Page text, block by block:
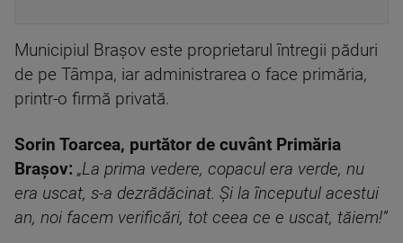
Municipiul Brașov este proprietarul întregii păduri
de pe Tâmpa, iar administrarea o face primăria,
printr-o firmă privată.
Sorin Toarcea, purtător de cuvânt Primăria
Brașov: „La prima vedere, copacul era verde, nu
era uscat, s-a dezrădăcinat. Și la începutul acestui
an, noi facem verificări, tot ceea ce e uscat, tăiem!”